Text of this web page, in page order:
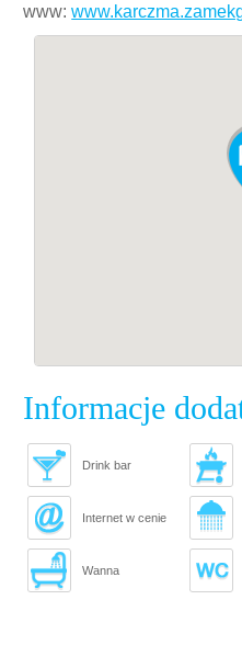
www:
Informacje
Drink bar
Internet w cenie
Wanna